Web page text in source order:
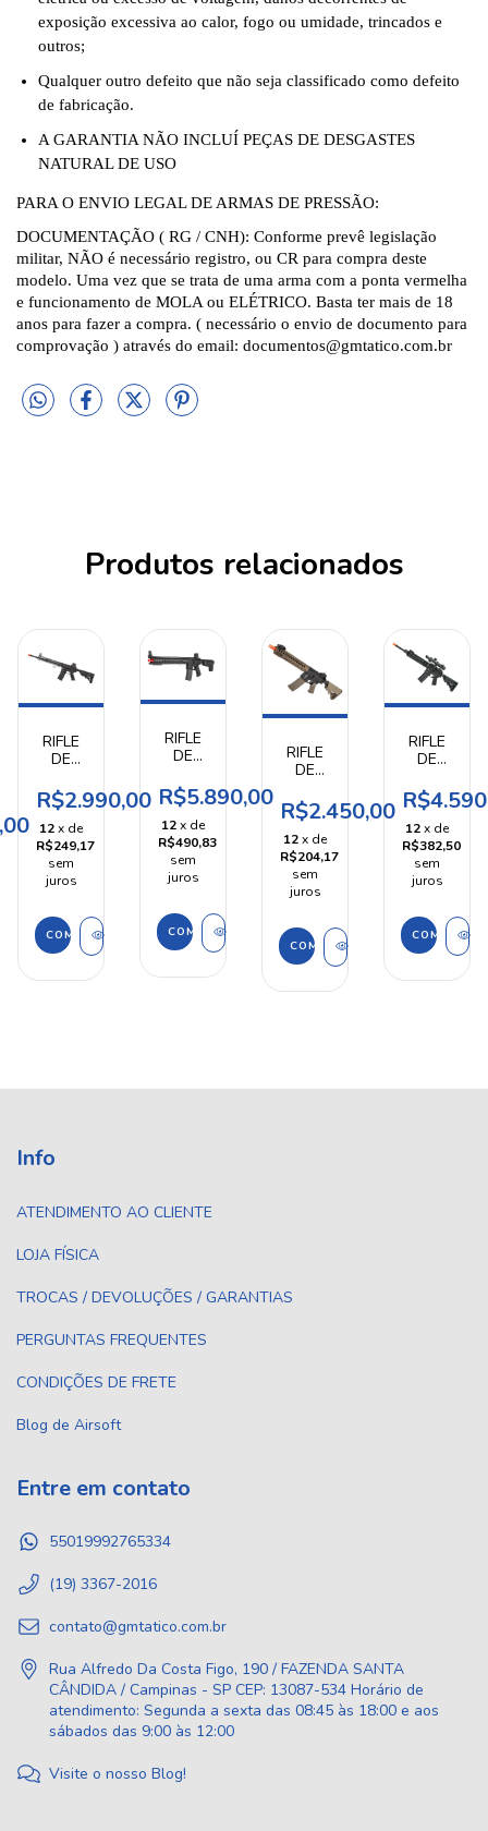
exposição excessiva ao calor, fogo ou umidade, trincados e
outros;
Qualquer outro defeito que não seja classificado como defeito
de fabricação.
A GARANTIA NÃO INCLUÍ PEÇAS DE DESGASTES
NATURAL DE USO
PARA O ENVIO LEGAL DE ARMAS DE PRESSÃO:
DOCUMENTAÇÃO ( RG / CNH): Conforme prevê legislação
militar, NÃO é necessário registro, ou CR para compra deste
modelo. Uma vez que se trata de uma arma com a ponta vermelha
e funcionamento de MOLA ou ELÉTRICO. Basta ter mais de 18
anos para fazer a compra. ( necessário o envio de documento para
comprovação ) através do email: documentos@gmtatico.com.br
Produtos relacionados
RIFLE
DE
KM4
KR12
FULL
METAL
KWA
R$2.990,00
12x de
R$249,17
sem
juros
RIFLE
DE
LVOA-
C M4
KRYTAC
R$5.890,00
12x de
R$490,83
sem
juros
RIFLE
DE
SA-
C06
CORE
TAN
SPECNA
ARMS
R$2.450,00
12x de
R$204,17
sem
juros
RIFLE
DE
RM4
SR10
FULL
METAL
KWA
12x de
R$382,50
sem
juros
Info
ATENDIMENTO AO CLIENTE
LOJA FÍSICA
TROCAS / DEVOLUÇÕES / GARANTIAS
PERGUNTAS FREQUENTES
CONDIÇÕES DE FRETE
Blog de Airsoft
Entre em contato
55019992765334
(19) 3367-2016
contato@gmtatico.com.br
Rua Alfredo Da Costa Figo, 190 / FAZENDA SANTA
CÂNDIDA / Campinas - SP CEP: 13087-534 Horário de
atendimento: Segunda a sexta das 08:45 às 18:00 e aos
sábados das 9:00 às 12:00
Visite o nosso Blog!